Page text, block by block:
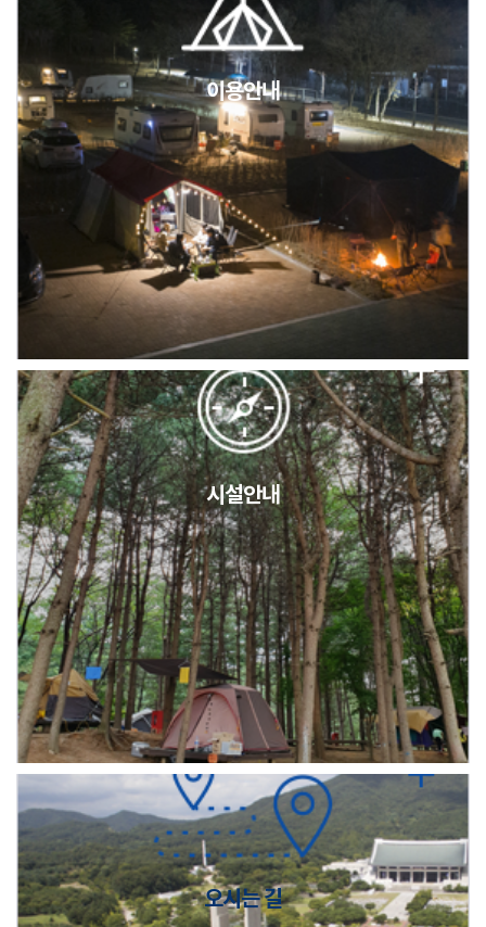
2026년 5월 캠핑장 안점 점검의 날 변경 안내
캠핑장(9월1일~6일) 미운영 공지
[6/1]전산시스템 점검 및 안정화에 따른 서비스 이용 제한 안내
이용안내
시설안내
오시는 길